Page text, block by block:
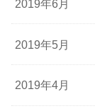
2019年6月
2019年5月
2019年4月